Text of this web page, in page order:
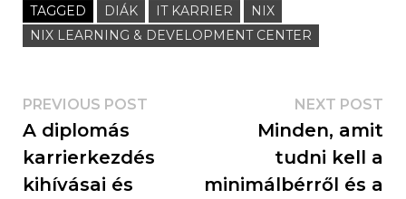
TAGGED DIÁK IT KARRIER
NIX
NIX LEARNING & DEVELOPMENT CENTER
PREVIOUS POST
A diplomás
karrierkezdés
kihívásai és
NEXT POST
Minden, amit
tudni kell a
minimálbérről és a